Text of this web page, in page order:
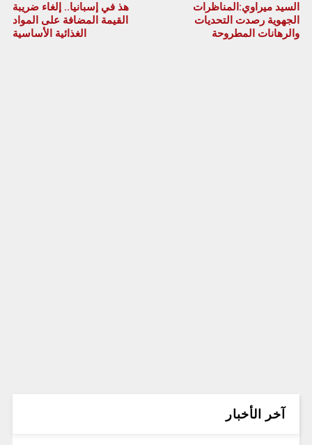
السيد ميراوي:المناظرات
الجهوية رصدت التحديات
والرهانات المطروحة
هذ في إسبانيا.. إلغاء ضريبة
القيمة المضافة على المواد
الغذائية الأساسية
آخر الأخبار